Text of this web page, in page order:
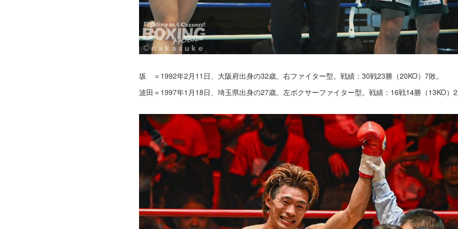
坂 ＝1992年2月11日、大阪府出身の32歳。右ファイター型。戦績：30戦23勝（20KO）7敗。
波田＝1997年1月18日、埼玉県出身の27歳。左ボクサーファイター型。戦績：16戦14勝（13KO）